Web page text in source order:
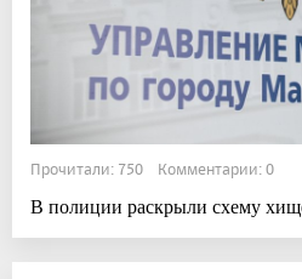
Прочитали: 750 Комментарии: 0
В полиции раскрыли схему